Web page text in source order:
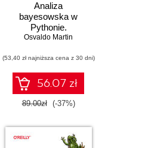
Analiza
bayesowska w
Pythonie.
Praktyczny
modelowaniu
probabilistycznym.
Wydanie III
Osvaldo Martin
(53,40 zł najniższa cena z 30 dni)
56.07 zł
89.00zł (-37%)